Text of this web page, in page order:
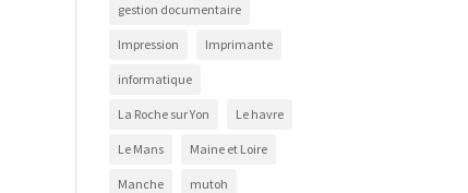
gestion documentaire
Impression Imprimante
informatique
La Roche sur Yon Le havre
Le Mans Maine et Loire
Manche mutoh